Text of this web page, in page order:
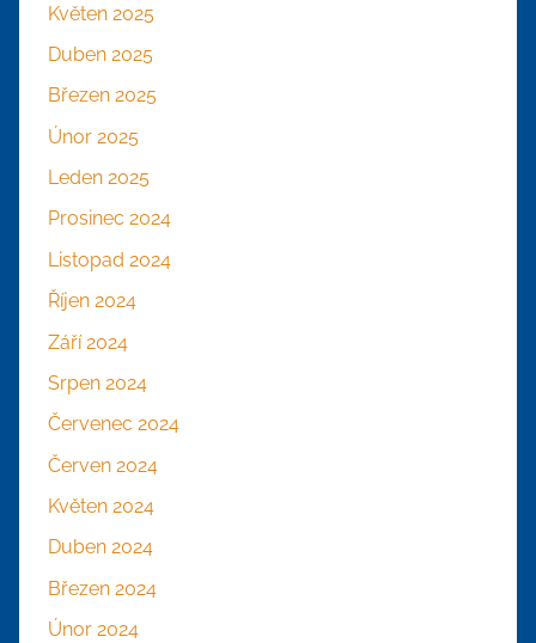
Květen 2025
Duben 2025
Březen 2025
Únor 2025
Leden 2025
Prosinec 2024
Listopad 2024
Říjen 2024
Září 2024
Srpen 2024
Červenec 2024
Červen 2024
Květen 2024
Duben 2024
Březen 2024
Únor 2024